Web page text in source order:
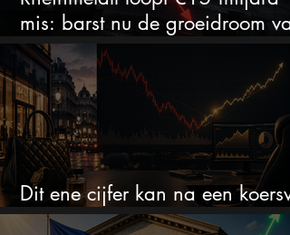
mis: barst nu de groeidroom van
het defensiebedrijf?
Dit ene cijfer kan na een
van 50% alles veranderen